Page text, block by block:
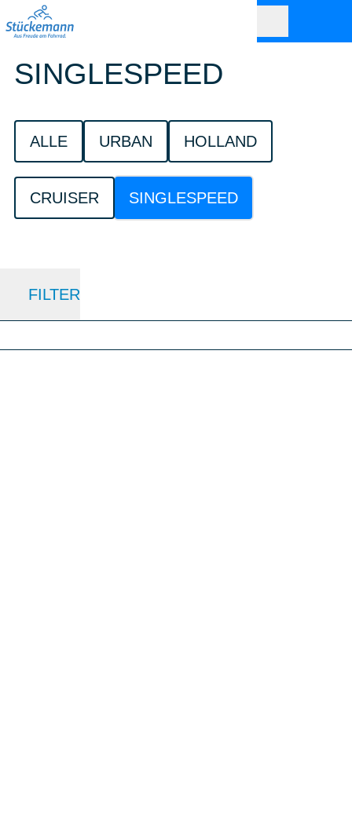
SINGLESPEED
ALLE URBAN HOLLAND
CRUISER SINGLESPEED
FILTER